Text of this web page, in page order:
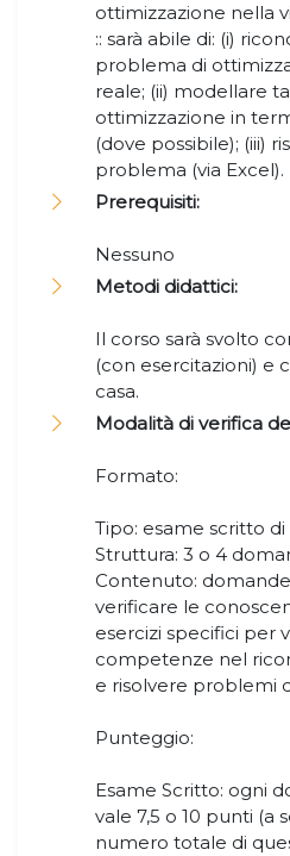
ottimizzazione nella
:: sarà abile di: (i)
problema di
reale; (ii) modellare
ottimizzazione in
(dove possibile); (iii)
problema (via Excel).
Prerequisiti:
Nessuno
Metodi didattici:
Il corso sarà svolto
(con esercitazioni) e
casa.
Modalità di verifica
Formato:
Tipo: esame scritto di
Struttura: 3 o 4
Contenuto:
verificare le
esercizi specifici per
competenze nel
e risolvere problemi
Punteggio:
Esame Scritto: ogni
vale 7,5 o 10 punti (a
numero totale di